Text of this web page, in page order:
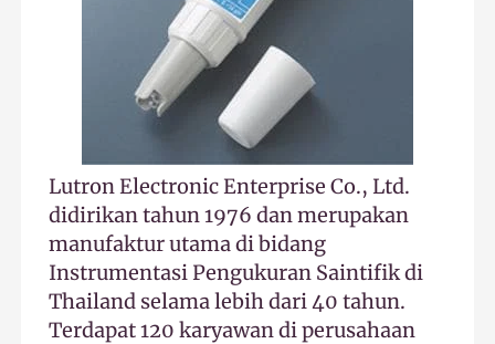
Lutron Electronic Enterprise Co., Ltd.
didirikan tahun 1976 dan merupakan
manufaktur utama di bidang
Instrumentasi Pengukuran Saintifik di
Thailand selama lebih dari 40 tahun.
Terdapat 120 karyawan di perusahaan